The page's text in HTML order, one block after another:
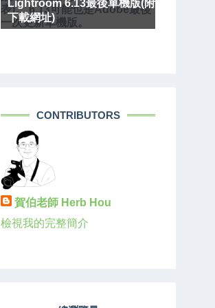
Lightroom 6.13最後單機版(附
下載網址)
表)。 6.13可能也是Adobe最後
一次更新單機版。
CONTRIBUTORS
賀伯老師 Herb Hou
檢視我的完整簡介